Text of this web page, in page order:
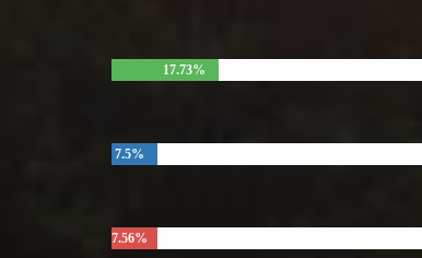
17.73%
7.5%
7.56%